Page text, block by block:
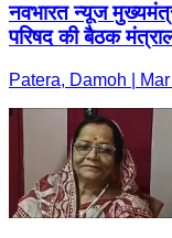
नवभारत न्यूज
परिषद की बैठक
Patera, Damoh |